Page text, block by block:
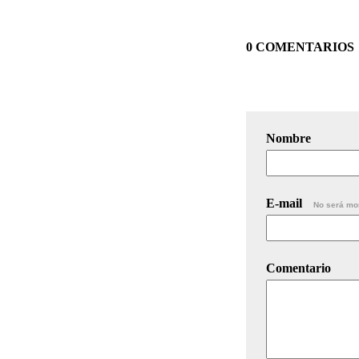
0 COMENTARIOS
Nombre
E-mail No será
Comentario